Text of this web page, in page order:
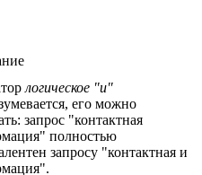
логическое "и"
его можно
запрос "контактная
полностью
запросу "контактная и